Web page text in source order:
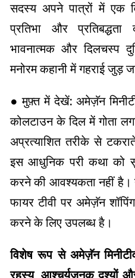
सदस्य अपने पात्रों में एक
प्रतिभा और
भावनात्मक और दिलचस्प
मनोरम कहानी में गहराई जुड़
● मुफ़्त में देखें: अमेज़ॅन
कोलटाउन के दिल में गोता
अप्रत्याशित तरीके से
इस आधुनिक परी कथा को
करने की आवश्यकता नहीं है।
फायर टीवी पर अमेज़ॅन
करने के लिए उपलब्ध है।
विशेष रूप से अमेज़ॅन
रहस्य, आश्चर्यजनक दृश्यों